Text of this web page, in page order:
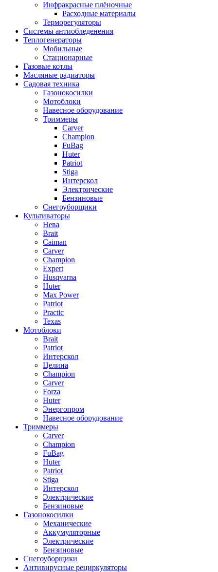
Инфракрасные плёночные
Расходные материалы
Терморегуляторы
Системы антиобледенения
Теплогенераторы
Мобильные
Стационарные
Газовые котлы
Масляные радиаторы
Садовая техника
Газонокосилки
Мотоблоки
Навесное оборудование
Триммеры
Carver
Champion
FuBag
Huter
Patriot
Stiga
Интерскол
Электрические
Бензиновые
Снегоуборщики
Культиваторы
Нева
Brait
Caiman
Carver
Champion
Expert
Husqvarna
Huter
Max Power
Patriot
Practic
Texas
Мотоблоки
Brait
Patriot
Интерскол
Целина
Champion
Carver
Forza
Huter
Энергопром
Навесное оборудование
Триммеры
Carver
Champion
FuBag
Huter
Patriot
Stiga
Интерскол
Электрические
Бензиновые
Газонокосилки
Механические
Аккумуляторные
Электрические
Бензиновые
Снегоуборщики
Антивирусные рециркуляторы